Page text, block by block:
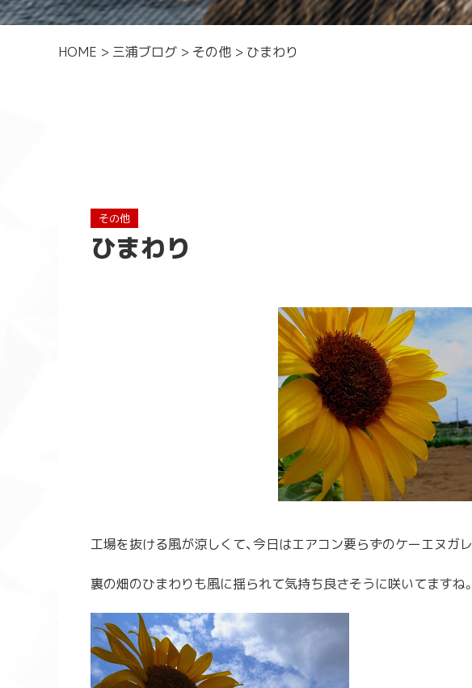
HOME > 三浦ブログ > その他 > ひまわり
その他
ひまわり
工場を抜ける風が涼しくて、今日はエアコン要らずのケーエヌガレ
裏の畑のひまわりも風に揺られて気持ち良さそうに咲いてますね。